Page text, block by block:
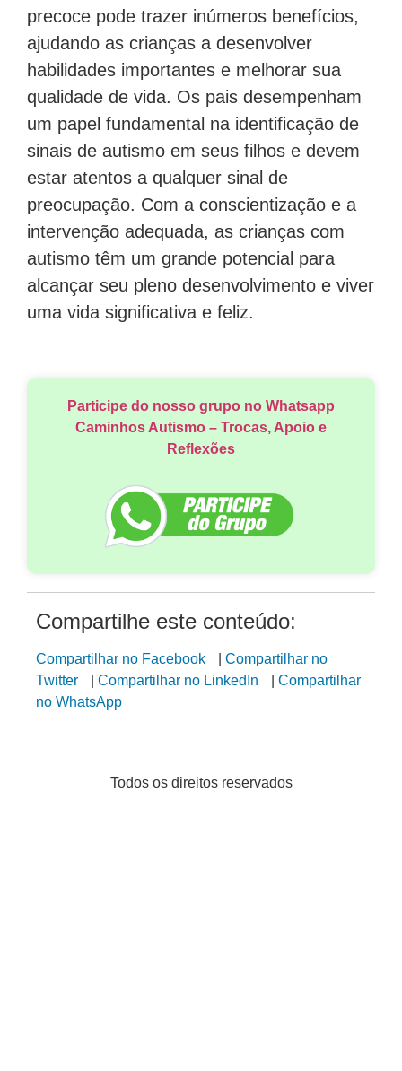
precoce pode trazer inúmeros benefícios,
ajudando as crianças a desenvolver
habilidades importantes e melhorar sua
qualidade de vida. Os pais desempenham
um papel fundamental na identificação de
sinais de autismo em seus filhos e devem
estar atentos a qualquer sinal de
preocupação. Com a conscientização e a
intervenção adequada, as crianças com
autismo têm um grande potencial para
alcançar seu pleno desenvolvimento e viver
uma vida significativa e feliz.
Participe do nosso grupo no Whatsapp
Caminhos Autismo – Trocas, Apoio e
Reflexões
Compartilhe este conteúdo:
Compartilhar no Facebook
Compartilhar no
Twitter
Compartilhar no LinkedIn
Compartilhar
no WhatsApp
Todos os direitos reservados